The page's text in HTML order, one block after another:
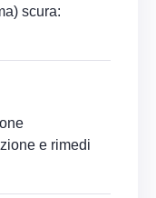
scura:
e rimedi